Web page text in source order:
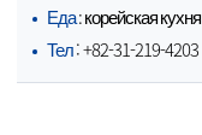
Еда: корейская кухня
Тел: +82-31-219-4203